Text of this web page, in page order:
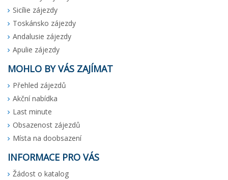
Sicílie zájezdy
Toskánsko zájezdy
Andalusie zájezdy
Apulie zájezdy
MOHLO BY VÁS ZAJÍMAT
Přehled zájezdů
Akční nabídka
Last minute
Obsazenost zájezdů
Místa na doobsazení
INFORMACE PRO VÁS
Žádost o katalog